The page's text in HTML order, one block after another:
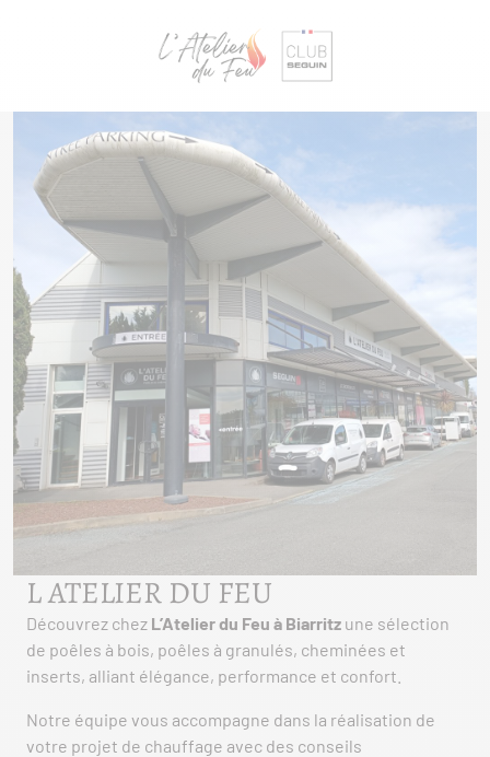
L ATELIER DU FEU
Découvrez chez L’Atelier du Feu à Biarritz une sélection
de poêles à bois, poêles à granulés, cheminées et
inserts, alliant élégance, performance et confort.
Notre équipe vous accompagne dans la réalisation de
votre projet de chauffage avec des conseils